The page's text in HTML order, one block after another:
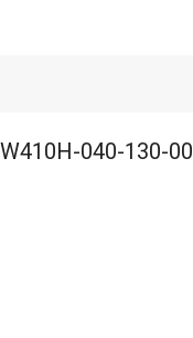
040-130-00